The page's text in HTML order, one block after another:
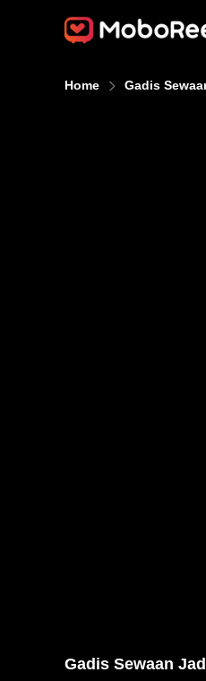
Home Gadis
Gadis Sewaan